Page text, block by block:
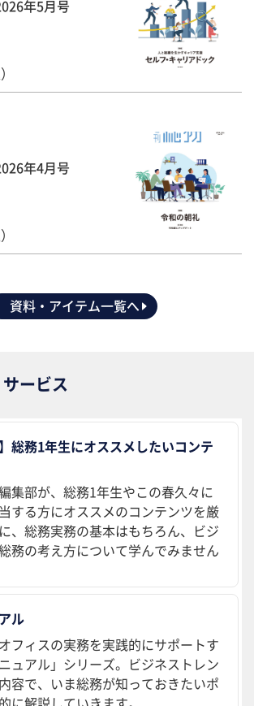
年5月号
年4月号
資料・アイテム一覧へ
ービス
総務1年生にオススメしたいコンテ
集部が、総務1年生やこの春久々に
する方にオススメのコンテンツを厳
、総務実務の基本はもちろん、ビジ
務の考え方について学んでみません
ル
フィスの実務を実践的にサポートす
ュアル」シリーズ。ビジネストレン
容で、いま総務が知っておきたいポ